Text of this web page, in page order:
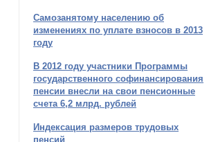
Самозанятому населению об
изменениях по уплате взносов в 2013
году
В 2012 году участники Программы
государственного софинансирования
пенсии внесли на свои пенсионные
счета 6,2 млрд. рублей
Индексация размеров трудовых
пенсий